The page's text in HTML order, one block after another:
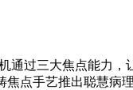
过三大焦点能力，
点手艺推出聪慧